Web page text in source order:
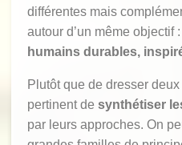
différentes mais
autour d’un même objectif :
humains durables,
Plutôt que de dresser
pertinent de synthétiser
par leurs approches. On